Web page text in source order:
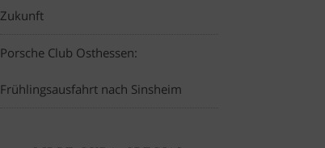
Zukunft
Porsche Club Osthessen:
Frühlingsausfahrt nach Sinsheim